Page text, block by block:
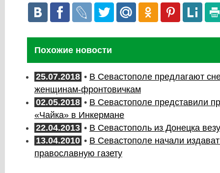
Похожие новости
25.07.2018 • В Севастополе предлагают
женщинам-фронтовичкам
02.05.2018 • В Севастополе представили
«Чайка» в Инкермане
22.04.2013 • В Севастополь из Донецка
13.04.2010 • В Севастополе начали
православную газету